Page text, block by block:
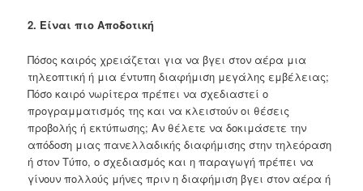
2. Είναι πιο Αποδοτική
Πόσος καιρός χρειάζεται για να βγει στον αέρα μια
τηλεοπτική ή μια έντυπη διαφήμιση μεγάλης εμβέλειας;
Πόσο καιρό νωρίτερα πρέπει να σχεδιαστεί ο
προγραμματισμός της και να κλειστούν οι θέσεις
προβολής ή εκτύπωσης; Αν θέλετε να δοκιμάσετε την
απόδοση μιας πανελλαδικής διαφήμισης στην τηλεόραση
ή στον Τύπο, ο σχεδιασμός και η παραγωγή πρέπει να
γίνουν πολλούς μήνες πριν η διαφήμιση βγει στον αέρα ή